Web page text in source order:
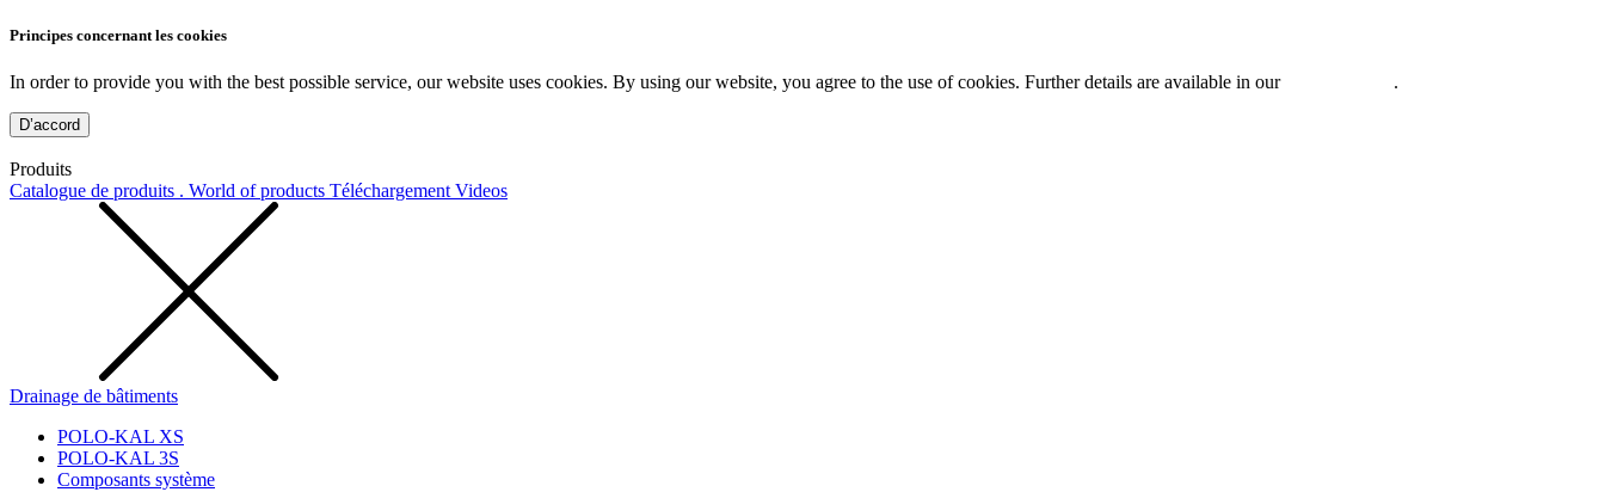
Principes concernant les cookies
In order to provide you with the best possible service, our website uses cookies. By using our website, you agree to the use of cookies. Further details are available in our .
D’accord
Produits
Catalogue de produits . World of products Téléchargement Videos
Drainage de bâtiments
POLO-KAL XS
POLO-KAL 3S
Composants système